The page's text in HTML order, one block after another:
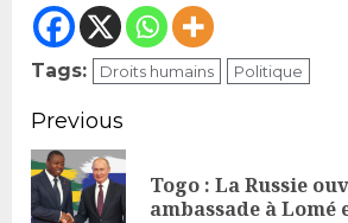
Tags: Droits humains Politique
Continue
Reading
Previous
Togo : La Russie
ambassade à Lomé